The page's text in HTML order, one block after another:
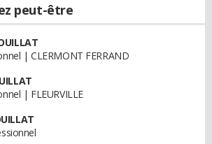
peut-être
| CLERMONT FERRAND
| FLEURVILLE